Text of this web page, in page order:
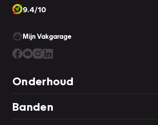
9.4/10
Mijn Vakgarage
Onderhoud
Banden